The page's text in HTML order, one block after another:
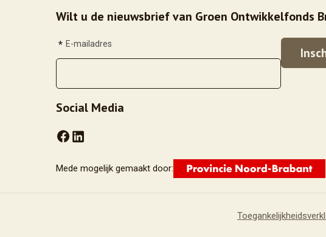
Wilt u de nieuwsbrief van Groen Ontwikkelfonds
E-mailadres
*
Social Media
Mede mogelijk gemaakt door: